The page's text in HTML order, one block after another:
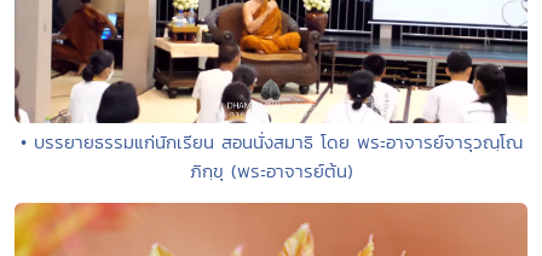
• บรรยายธรรมแก่นักเรียน สอนนั่งสมาธิ โดย พระอาจารย์จารุวณฺโณ
ภิกฺขุ (พระอาจารย์ต้น)